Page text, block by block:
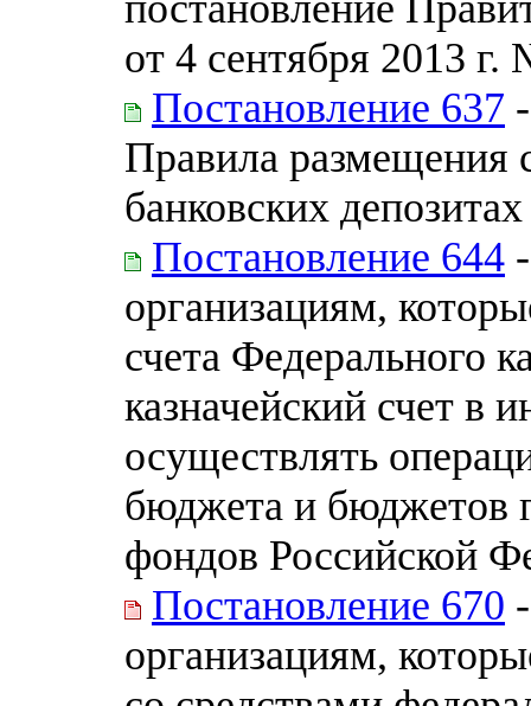
от 4 сентября 2013 г.
Постановление 637
Правила размещения
банковских депозитах
Постановление 644
организациям,
счета Федерального
казначейский счет в
осуществлять
бюджета и бюджетов
фондов Российской
Постановление 670
организациям,